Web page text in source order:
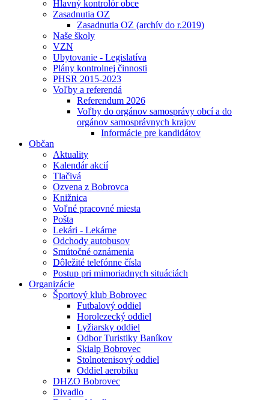
Hlavný kontrolór obce
Zasadnutia OZ
Zasadnutia OZ (archív do r.2019)
Naše školy
VZN
Ubytovanie - Legislatíva
Plány kontrolnej činnosti
PHSR 2015-2023
Voľby a referendá
Referendum 2026
Voľby do orgánov samosprávy obcí a do
orgánov samosprávnych krajov
Informácie pre kandidátov
Občan
Aktuality
Kalendár akcií
Tlačivá
Ozvena z Bobrovca
Knižnica
Voľné pracovné miesta
Pošta
Lekári - Lekárne
Odchody autobusov
Smútočné oznámenia
Dôležité telefónne čísla
Postup pri mimoriadnych situáciách
Organizácie
Športový klub Bobrovec
Futbalový oddiel
Horolezecký oddiel
Lyžiarsky oddiel
Odbor Turistiky Baníkov
Skialp Bobrovec
Stolnotenisový oddiel
Oddiel aerobiku
DHZO Bobrovec
Divadlo